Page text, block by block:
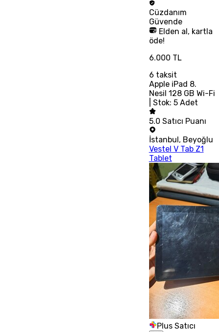
Cüzdanım
Güvende
Elden al, kartla
öde!
6.000 TL
6 taksit
Apple iPad 8.
Nesil 128 GB Wi-Fi
| Stok: 5 Adet
5.0 Satıcı Puanı
İstanbul, Beyoğlu
Vestel V Tab Z1
Tablet
Plus Satıcı